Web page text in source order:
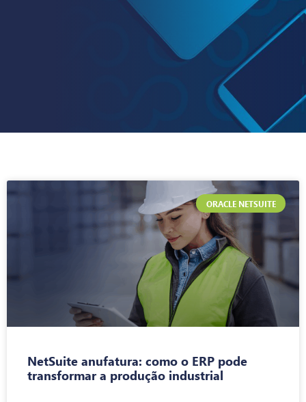
ORACLE NETSUITE
NetSuite anufatura: como o ERP pode
transformar a produção industrial